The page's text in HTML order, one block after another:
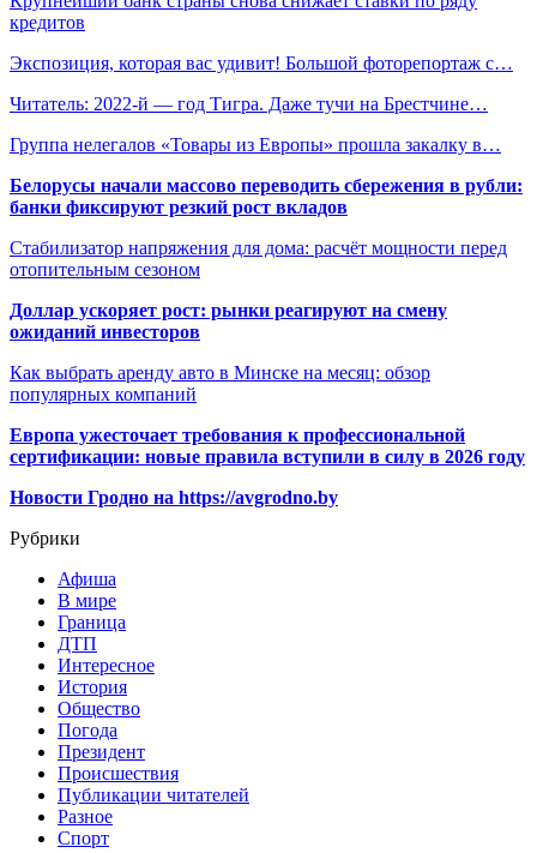
кредитов
Экспозиция, которая вас удивит! Большой фоторепортаж с…
Читатель: 2022-й — год Тигра. Даже тучи на Брестчине…
Группа нелегалов «Товары из Европы» прошла закалку в…
Белорусы начали массово переводить сбережения в рубли:
банки фиксируют резкий рост вкладов
Стабилизатор напряжения для дома: расчёт мощности перед
отопительным сезоном
Доллар ускоряет рост: рынки реагируют на смену
ожиданий инвесторов
Как выбрать аренду авто в Минске на месяц: обзор
популярных компаний
Европа ужесточает требования к профессиональной
сертификации: новые правила вступили в силу в 2026 году
Новости Гродно на https://avgrodno.by
Рубрики
Афиша
В мире
Граница
ДТП
Интересное
История
Общество
Погода
Президент
Происшествия
Публикации читателей
Разное
Спорт